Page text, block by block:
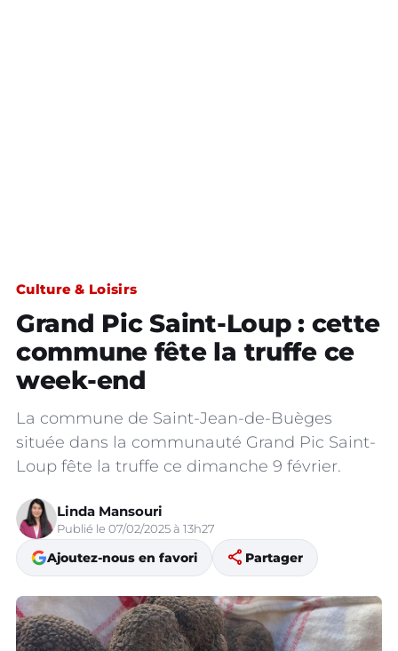
Culture & Loisirs
Grand Pic Saint-Loup : cette
commune fête la truffe ce
week-end
La commune de Saint-Jean-de-Buèges
située dans la communauté Grand Pic Saint-
Loup fête la truffe ce dimanche 9 février.
Linda Mansouri
Publié le 07/02/2025 à 13h27
Ajoutez-nous en favori share Partager